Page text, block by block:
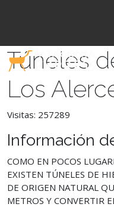
Túneles
Los
Visitas: 257289
Información
COMO EN POCOS
EXISTEN TÚNELES DE
DE ORIGEN NATURAL
METROS Y CONVERTIR